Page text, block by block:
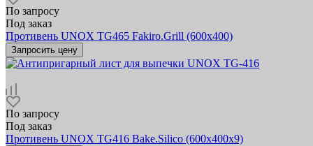
По запросу
Под заказ
Противень UNOX TG465 Fakiro.Grill (600х400)
Запросить цену
По запросу
Под заказ
Противень UNOX TG416 Bake.Silico (600х400x9)